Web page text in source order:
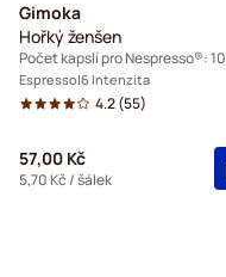
Gimoka
Hořký ženšen
Počet kapslí pro Nespresso®: 10
Espresso 6 Intenzita
4.2(55)
57,00 Kč
5,70 Kč / šálek